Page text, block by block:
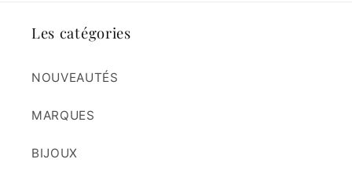
Les catégories
NOUVEAUTÉS
MARQUES
BIJOUX